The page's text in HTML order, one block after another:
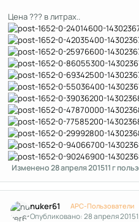
Цена ??? в литрах..
Изменено28 апреля 201511 г
nuker61 APC-Пользователи
Опубликовано:28 апреля 2015